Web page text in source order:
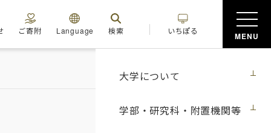
大学について
学部・研究科・附置機関等
ご寄附 Language 検索 いちぽる
MENU